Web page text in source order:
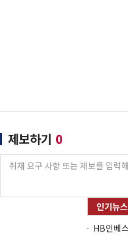
제보하기 0